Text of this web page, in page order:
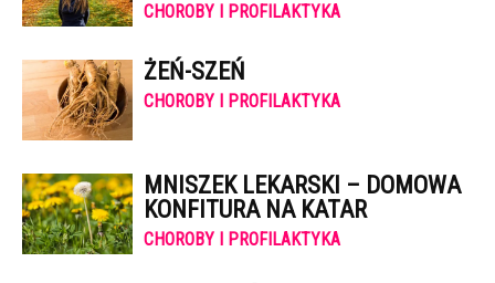
CHOROBY I PROFILAKTYKA
ŻEŃ-SZEŃ
CHOROBY I PROFILAKTYKA
MNISZEK LEKARSKI – DOMOWA
KONFITURA NA KATAR
CHOROBY I PROFILAKTYKA